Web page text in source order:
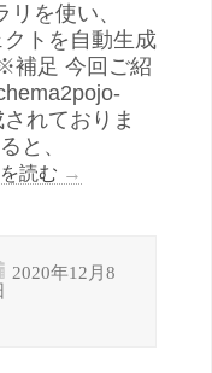
を使い、
トを自動生成
補足 今回ご紹
れておりま
と、
読む →
2020年12月8